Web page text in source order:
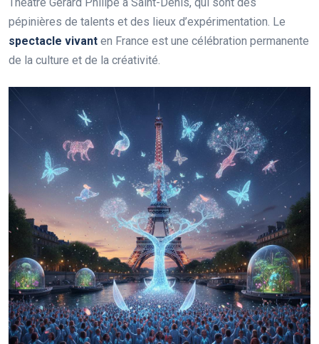
pépinières de talents et des lieux d’expérimentation. Le
spectacle vivant en France est une célébration permanente
de la culture et de la créativité.